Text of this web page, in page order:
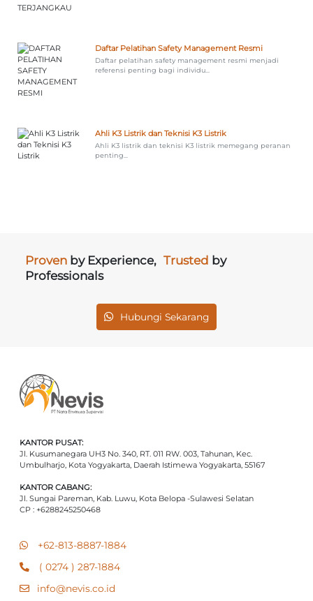
Daftar Pelatihan Safety Management Resmi
Daftar pelatihan safety management resmi menjadi
referensi penting bagi individu...
Ahli K3 Listrik dan Teknisi K3 Listrik
Ahli K3 listrik dan teknisi K3 listrik memegang peranan
penting...
Provenby Experience, Trusted by
Professionals
Hubungi Sekarang
KANTOR PUSAT:
Jl. Kusumanegara UH3 No. 340, RT. 011 RW. 003, Tahunan, Kec.
Umbulharjo, Kota Yogyakarta, Daerah Istimewa Yogyakarta, 55167
KANTOR CABANG:
Jl. Sungai Pareman, Kab. Luwu, Kota Belopa -Sulawesi Selatan
CP : +6288245250468
+62-813-8887-1884
( 0274 ) 287-1884
info@nevis.co.id